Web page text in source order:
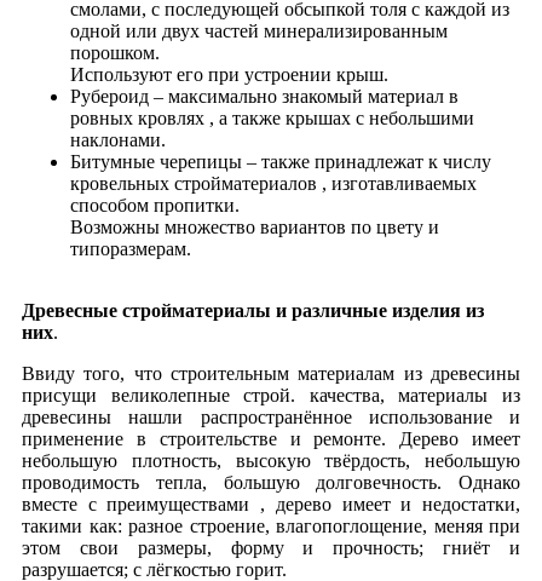
смолами, с последующей обсыпкой толя с каждой из
одной или двух частей минерализированным
порошком.
Используют его при устроении крыш.
Рубероид – максимально знакомый материал в
ровных кровлях , а также крышах с небольшими
наклонами.
Битумные черепицы – также принадлежат к числу
кровельных стройматериалов , изготавливаемых
способом пропитки.
Возможны множество вариантов по цвету и
типоразмерам.
Древесные стройматериалы и различные изделия из
них.
Ввиду того, что строительным материалам из древесины
присущи великолепные строй. качества, материалы из
древесины нашли распространённое использование и
применение в строительстве и ремонте. Дерево имеет
небольшую плотность, высокую твёрдость, небольшую
проводимость тепла, большую долговечность. Однако
вместе с преимуществами , дерево имеет и недостатки,
такими как: разное строение, влагопоглощение, меняя при
этом свои размеры, форму и прочность; гниёт и
разрушается; с лёгкостью горит.